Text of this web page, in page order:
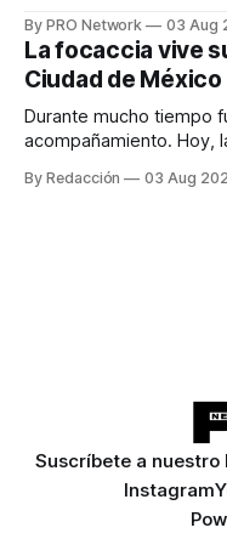
para los textos, alguien
para encontrar
llamadas y mensajes,
By PRO Network 03 Aug
La focaccia vive
Ciudad de México
Durante mucho tiempo
acompañamiento. Hoy,
artesanal, ingredientes
By Redacción 03 Aug
Suscríbete a nuestro
Instagram